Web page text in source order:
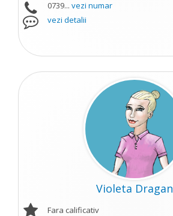
0739... vezi numar
vezi detalii
Violeta Dragan
Fara calificativ